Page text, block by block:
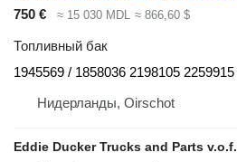
750 € ≈ 15 030 MDL ≈ 866,60 $
Топливный бак
1945569 / 1858036 2198105 2259915
Нидерланды, Oirschot
Eddie Ducker Trucks and Parts v.o.f.